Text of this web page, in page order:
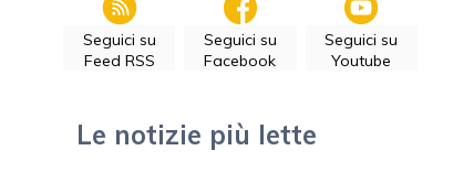
Seguici su
Feed RSS
Seguici su
Facebook
Seguici su
Youtube
Le notizie più lette